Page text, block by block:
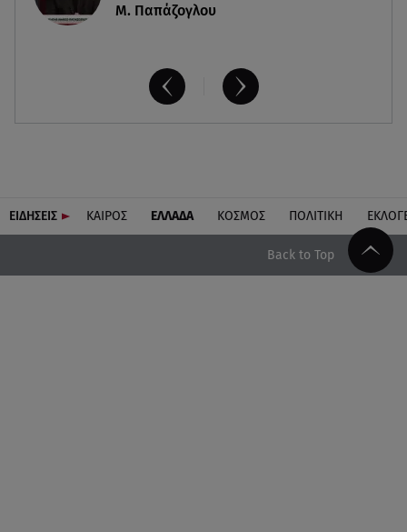
Μ. Παπάζογλου
ΕΙΔΗΣΕΙΣ ΚΑΙΡΟΣ ΕΛΛΑΔΑ ΚΟΣΜΟΣ ΠΟΛΙΤΙΚΗ
Back to Top